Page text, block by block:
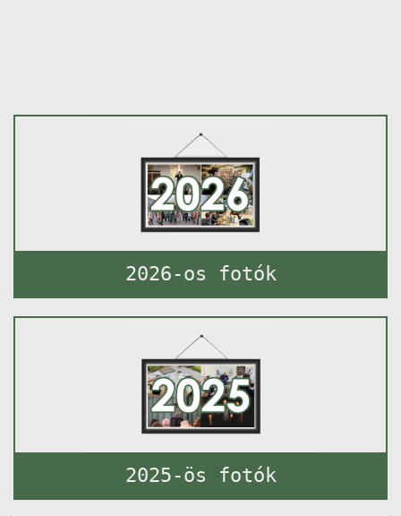
2026-os fotók
2025-ös fotók